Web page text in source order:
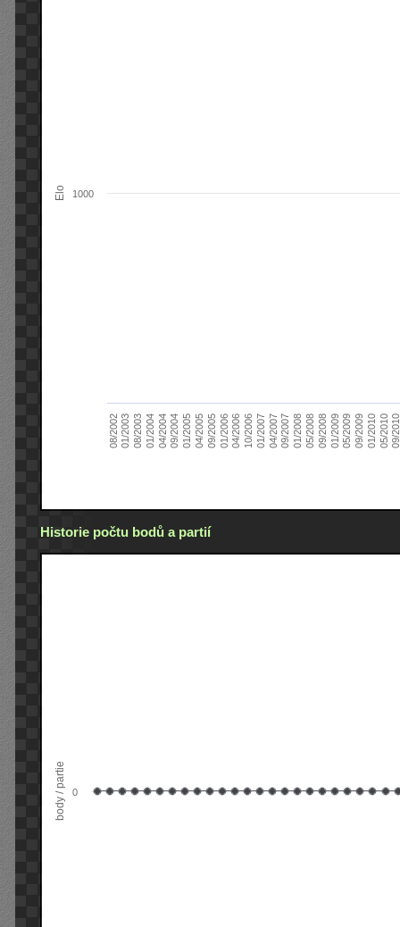
Elo
08/200201/200308/200301/200404/200409/200401/200504/200509/200501/200604/200610/200601/200704/200709/200701/200805/200809/200801/200905/200909/200901/201005/201009/
1000
Historie počtu bodů a partií
body / partie 0